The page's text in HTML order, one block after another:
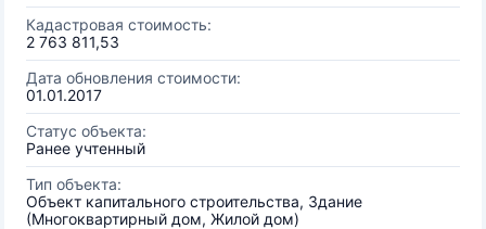
Кадастровая стоимость:
2 763 811,53
Дата обновления стоимости:
01.01.2017
Статус объекта:
Ранее учтенный
Тип объекта:
Объект капитального строительства, Здание
(Многоквартирный дом, Жилой дом)